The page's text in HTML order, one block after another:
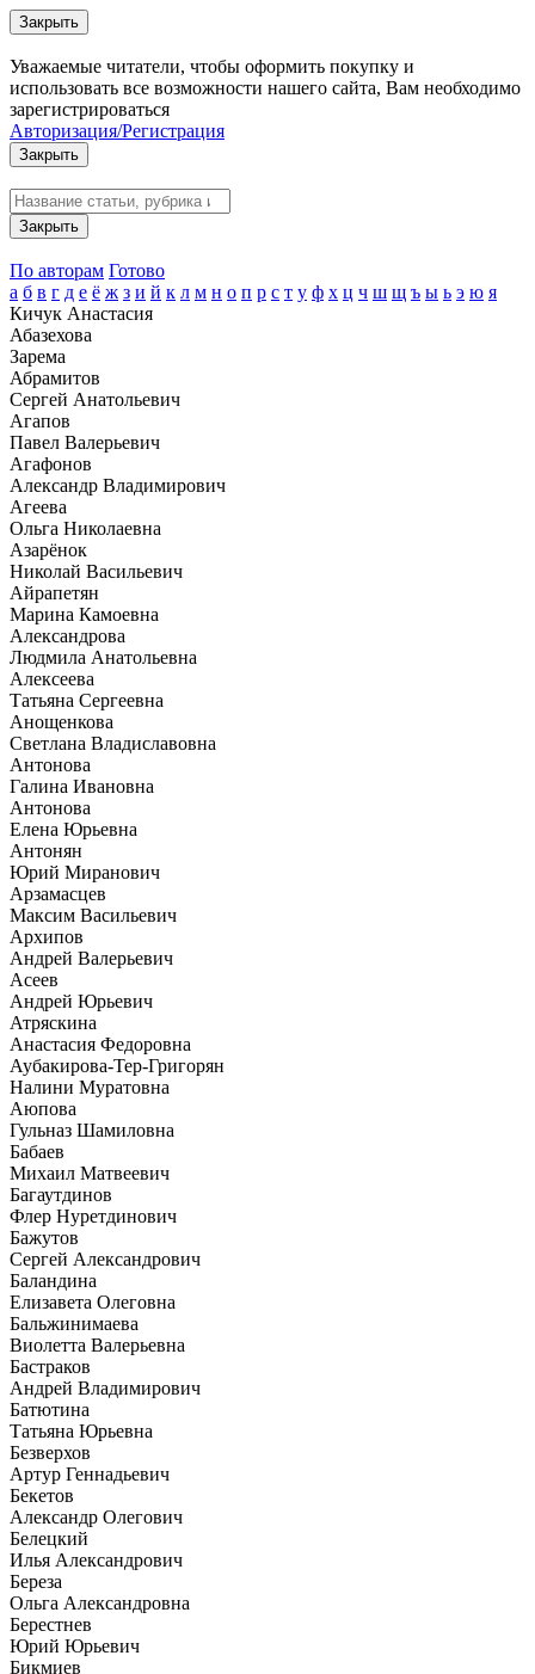
Закрыть
Уважаемые читатели, чтобы оформить покупку и
использовать все возможности нашего сайта, Вам необходимо
зарегистрироваться
Авторизация/Регистрация
Закрыть
Закрыть
По авторам Готово
а б в г д е ё ж з и й к л м н о п р с т у ф х ц ч ш щ ъ ы ь э ю я
Кичук Анастасия
Абазехова
Зарема
Абрамитов
Сергей Анатольевич
Агапов
Павел Валерьевич
Агафонов
Александр Владимирович
Агеева
Ольга Николаевна
Азарёнок
Николай Васильевич
Айрапетян
Марина Камоевна
Александрова
Людмила Анатольевна
Алексеева
Татьяна Сергеевна
Анощенкова
Светлана Владиславовна
Антонова
Галина Ивановна
Антонова
Елена Юрьевна
Антонян
Юрий Миранович
Арзамасцев
Максим Васильевич
Архипов
Андрей Валерьевич
Асеев
Андрей Юрьевич
Атряскина
Анастасия Федоровна
Аубакирова-Тер-Григорян
Налини Муратовна
Аюпова
Гульназ Шамиловна
Бабаев
Михаил Матвеевич
Багаутдинов
Флер Нуретдинович
Бажутов
Сергей Александрович
Баландина
Елизавета Олеговна
Бальжинимаева
Виолетта Валерьевна
Бастраков
Андрей Владимирович
Батютина
Татьяна Юрьевна
Безверхов
Артур Геннадьевич
Бекетов
Александр Олегович
Белецкий
Илья Александрович
Береза
Ольга Александровна
Берестнев
Юрий Юрьевич
Бикмиев